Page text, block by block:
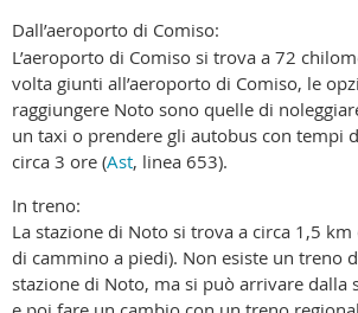
Dall’aeroporto di Comiso:
L’aeroporto di Comiso si trova a 72
volta giunti all’aeroporto di Comiso, le
raggiungere Noto sono quelle di
un taxi o prendere gli autobus con tempi
circa 3 ore (Ast, linea 653).
In treno:
La stazione di Noto si trova a circa 1,5
di cammino a piedi). Non esiste un treno
stazione di Noto, ma si può arrivare dalla